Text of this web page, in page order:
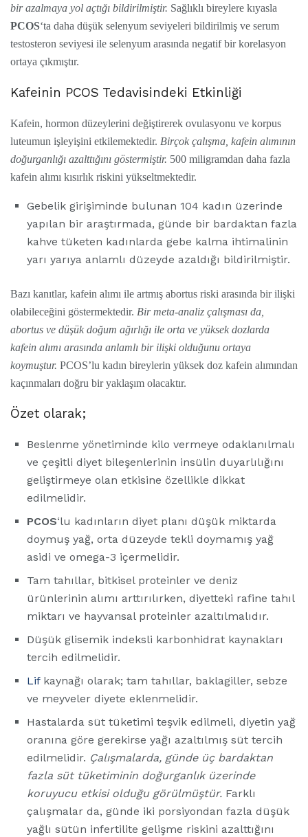
bir azalmaya yol açtığı bildirilmiştir. Sağlıklı bireylere kıyasla
PCOS‘ta daha düşük selenyum seviyeleri bildirilmiş ve serum
testosteron seviyesi ile selenyum arasında negatif bir korelasyon
ortaya çıkmıştır.
Kafeinin PCOS Tedavisindeki Etkinliği
Kafein, hormon düzeylerini değiştirerek ovulasyonu ve korpus
luteumun işleyişini etkilemektedir. Birçok çalışma, kafein alımının
doğurganlığı azalttığını göstermiştir. 500 miligramdan daha fazla
kafein alımı kısırlık riskini yükseltmektedir.
Gebelik girişiminde bulunan 104 kadın üzerinde
yapılan bir araştırmada, günde bir bardaktan fazla
kahve tüketen kadınlarda gebe kalma ihtimalinin
yarı yarıya anlamlı düzeyde azaldığı bildirilmiştir.
Bazı kanıtlar, kafein alımı ile artmış abortus riski arasında bir ilişki
olabileceğini göstermektedir. Bir meta-analiz çalışması da,
abortus ve düşük doğum ağırlığı ile orta ve yüksek dozlarda
kafein alımı arasında anlamlı bir ilişki olduğunu ortaya
koymuştur. PCOS’lu kadın bireylerin yüksek doz kafein alımından
kaçınmaları doğru bir yaklaşım olacaktır.
Özet olarak;
Beslenme yönetiminde kilo vermeye odaklanılmalı
ve çeşitli diyet bileşenlerinin insülin duyarlılığını
geliştirmeye olan etkisine özellikle dikkat
edilmelidir.
PCOS‘lu kadınların diyet planı düşük miktarda
doymuş yağ, orta düzeyde tekli doymamış yağ
asidi ve omega-3 içermelidir.
Tam tahıllar, bitkisel proteinler ve deniz
ürünlerinin alımı arttırılırken, diyetteki rafine tahıl
miktarı ve hayvansal proteinler azaltılmalıdır.
Düşük glisemik indeksli karbonhidrat kaynakları
tercih edilmelidir.
Lifkaynağı olarak; tam tahıllar, baklagiller, sebze
ve meyveler diyete eklenmelidir.
Hastalarda süt tüketimi teşvik edilmeli, diyetin yağ
oranına göre gerekirse yağı azaltılmış süt tercih
edilmelidir. Çalışmalarda, günde üç bardaktan
fazla süt tüketiminin doğurganlık üzerinde
koruyucu etkisi olduğu görülmüştür. Farklı
çalışmalar da, günde iki porsiyondan fazla düşük
yağlı sütün infertilite gelişme riskini azalttığını